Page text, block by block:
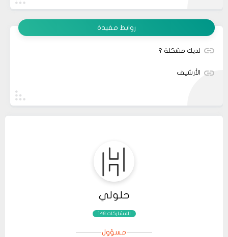
روابط مفيدة
لديك مشكلة ؟
الأرشيف
حلولي
المشاركات:149
مسؤول